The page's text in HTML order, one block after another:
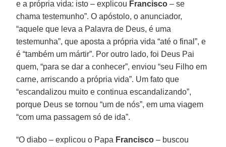
e a própria vida: isto – explicou Francisco – se
chama testemunho”. O apóstolo, o anunciador,
“aquele que leva a Palavra de Deus, é uma
testemunha”, que aposta a própria vida “até o final”, e
é “também um mártir”. Por outro lado, foi Deus Pai
quem, “para se dar a conhecer”, enviou “seu Filho em
carne, arriscando a própria vida”. Um fato que
“escandalizou muito e continua escandalizando”,
porque Deus se tornou “um de nós”, em uma viagem
“com uma passagem só de ida”.
“O diabo – explicou o Papa Francisco – buscou